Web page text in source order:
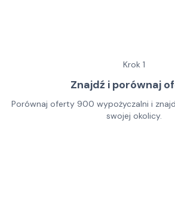
Krok 1
Znajdź i porównaj
Porównaj oferty 900 wypożyczalni i
swojej okolicy.